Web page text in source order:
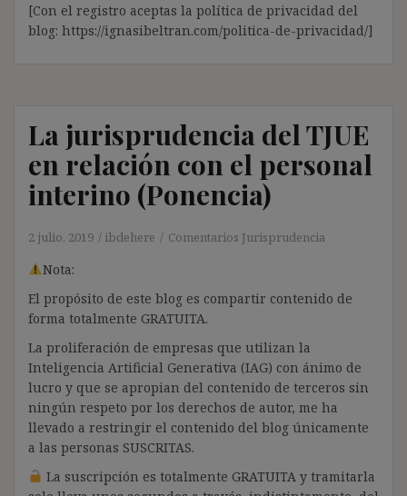
[Con el registro aceptas la política de privacidad del
blog: https://ignasibeltran.com/politica-de-privacidad/]
La jurisprudencia del TJUE
en relación con el personal
interino (Ponencia)
2 julio, 2019 ibdehere Comentarios Jurisprudencia
Nota:
El propósito de este blog es compartir contenido de
forma totalmente GRATUITA.
La proliferación de empresas que utilizan la
Inteligencia Artificial Generativa (IAG) con ánimo de
lucro y que se apropian del contenido de terceros sin
ningún respeto por los derechos de autor, me ha
llevado a restringir el contenido del blog únicamente
a las personas SUSCRITAS.
La suscripción es totalmente GRATUITA y tramitarla